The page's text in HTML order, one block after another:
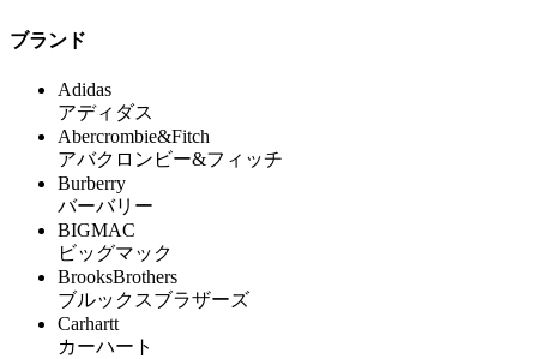
ブランド
Adidas
アディダス
Abercrombie&Fitch
アバクロンビー&フィッチ
Burberry
バーバリー
BIGMAC
ビッグマック
BrooksBrothers
ブルックスブラザーズ
Carhartt
カーハート